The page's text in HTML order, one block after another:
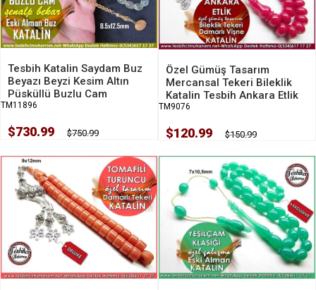
Tesbih Katalin Saydam Buz
Beyazı Beyzi Kesim Altın
Püsküllü Buzlu Cam
TM11896
$730.99 $750.99
Özel Gümüş Tasarım
Mercansal Tekeri Bileklik
Katalin Tesbih Ankara Etlik
TM9076
$120.99 $150.99